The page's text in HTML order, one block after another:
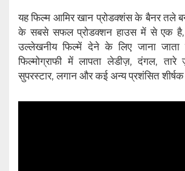
यह फिल्म आमिर खान प्रोडक्शंस के बैनर तले
के सबसे सफल प्रोडक्शन हाउस में से एक
उल्लेखनीय फिल्में देने के लिए जाना जाता
फिल्मोग्राफी में लापता लेडीज़, दंगल,
सुपरस्टार, लगान और कई अन्य प्रशंसित शीर्षक